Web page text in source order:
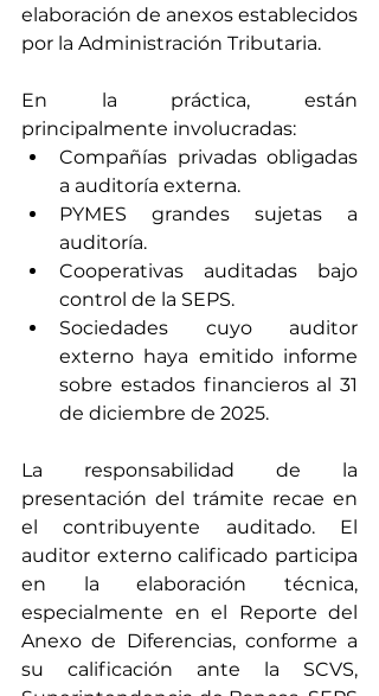
elaboración de anexos establecidos
por la Administración Tributaria.
En la práctica, están
principalmente involucradas:
Compañías privadas obligadas
a auditoría externa.
PYMES grandes sujetas a
auditoría.
Cooperativas auditadas bajo
control de la SEPS.
Sociedades cuyo auditor
externo haya emitido informe
sobre estados financieros al 31
de diciembre de 2025.
La responsabilidad de la
presentación del trámite recae en
el contribuyente auditado. El
auditor externo calificado participa
en la elaboración técnica,
especialmente en el Reporte del
Anexo de Diferencias, conforme a
su calificación ante la SCVS,